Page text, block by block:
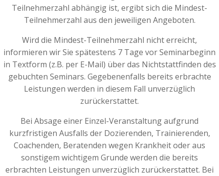
Teilnehmerzahl abhängig ist, ergibt sich die Mindest-
Teilnehmerzahl aus den jeweiligen Angeboten.
Wird die Mindest-Teilnehmerzahl nicht erreicht,
informieren wir Sie spätestens 7 Tage vor Seminarbeginn
in Textform (z.B. per E-Mail) über das Nichtstattfinden des
gebuchten Seminars. Gegebenenfalls bereits erbrachte
Leistungen werden in diesem Fall unverzüglich
zurückerstattet.
Bei Absage einer Einzel-Veranstaltung aufgrund
kurzfristigen Ausfalls der Dozierenden, Trainierenden,
Coachenden, Beratenden wegen Krankheit oder aus
sonstigem wichtigem Grunde werden die bereits
erbrachten Leistungen unverzüglich zurückerstattet. Bei